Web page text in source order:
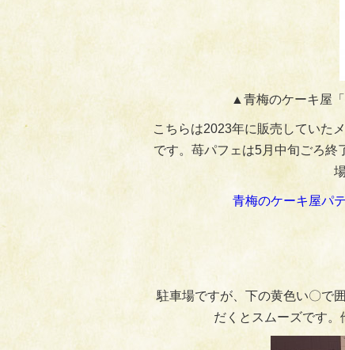
▲青梅のケーキ屋
こちらは2023年に販売していた
です。苺パフェは5月中旬ごろ終
青梅のケーキ屋パ
駐車場ですが、下の黄色い〇で
だくとスムーズです。